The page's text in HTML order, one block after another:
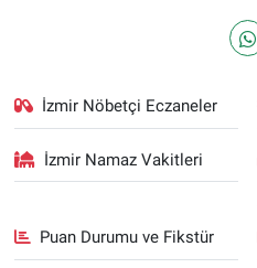
İzmir Nöbetçi Eczaneler
İzmir Namaz Vakitleri
Puan Durumu ve Fikstür